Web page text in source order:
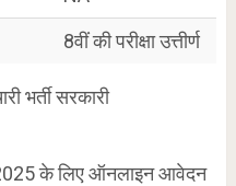
8वीं की परीक्षा उत्तीर्ण
भर्ती सरकारी
2025 के लिए ऑनलाइन आवेदन